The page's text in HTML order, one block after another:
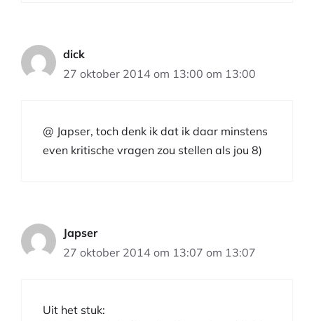
dick
27 oktober 2014 om 13:00 om 13:00
@ Japser, toch denk ik dat ik daar minstens
even kritische vragen zou stellen als jou 8)
Japser
27 oktober 2014 om 13:07 om 13:07
Uit het stuk: